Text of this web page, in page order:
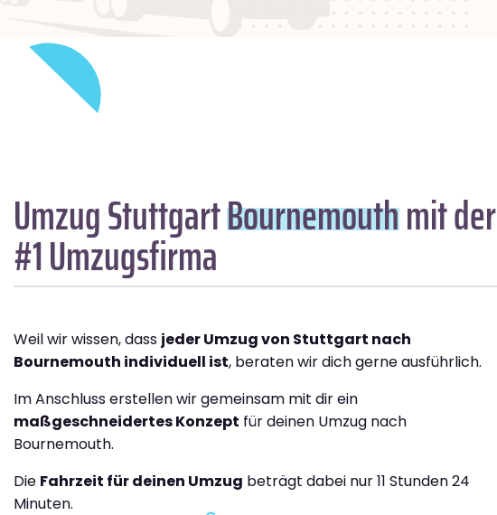
Umzug StuttgartBournemouthmit der
#1 Umzugsfirma
Weil wir wissen, dass jeder Umzug von Stuttgart nach
Bournemouth individuell ist, beraten wir dich gerne ausführlich.
Im Anschluss erstellen wir gemeinsam mit dir ein
maßgeschneidertes Konzept für deinen Umzug nach
Bournemouth.
Die Fahrzeit für deinen Umzug beträgt dabei nur 11 Stunden 24
Minuten.